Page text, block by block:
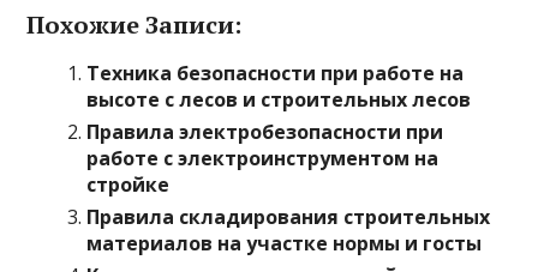
Похожие Записи:
Техника безопасности при работе на
высоте с лесов и строительных лесов
Правила электробезопасности при
работе с электроинструментом на
стройке
Правила складирования строительных
материалов на участке нормы и госты